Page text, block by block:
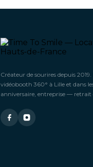
Créateur de sourires depuis
vidéobooth 360° à Lille et dans
anniversaire, entreprise — retrait